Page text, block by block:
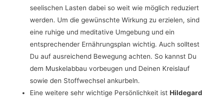
seelischen Lasten dabei so weit wie möglich reduziert
werden. Um die gewünschte Wirkung zu erzielen, sind
eine ruhige und meditative Umgebung und ein
entsprechender Ernährungsplan wichtig. Auch solltest
Du auf ausreichend Bewegung achten. So kannst Du
dem Muskelabbau vorbeugen und Deinen Kreislauf
sowie den Stoffwechsel ankurbeln.
Eine weitere sehr wichtige Persönlichkeit istHildegard